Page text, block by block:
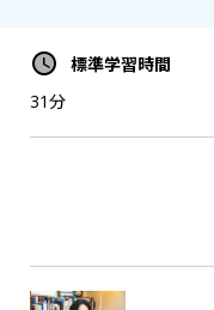
標準学習時間
31分